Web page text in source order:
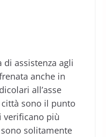
di assistenza agli
anche in
all’asse
sono il punto
verificano più
solitamente